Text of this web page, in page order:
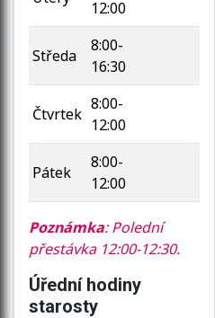
12:00
Středa
8:00-
16:30
Čtvrtek
8:00-
12:00
Pátek
8:00-
12:00
Poznámka: Polední
přestávka 12:00-12:30.
Úřední hodiny
starosty